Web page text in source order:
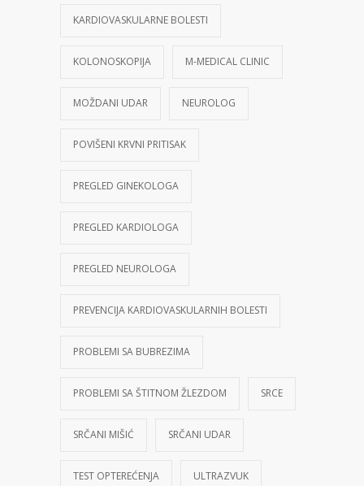
KARDIOVASKULARNE BOLESTI
KOLONOSKOPIJA M-MEDICAL CLINIC
MOŽDANI UDAR NEUROLOG
POVIŠENI KRVNI PRITISAK
PREGLED GINEKOLOGA
PREGLED KARDIOLOGA
PREGLED NEUROLOGA
PREVENCIJA KARDIOVASKULARNIH BOLESTI
PROBLEMI SA BUBREZIMA
PROBLEMI SA ŠTITNOM ŽLEZDOM SRCE
SRČANI MIŠIĆ SRČANI UDAR
TEST OPTEREĆENJA ULTRAZVUK